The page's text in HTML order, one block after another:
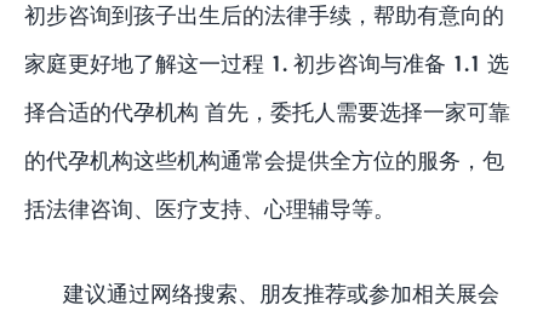
初步咨询到孩子出生后的法律手续，帮助有意向的
家庭更好地了解这一过程 1. 初步咨询与准备 1.1 选
择合适的代孕机构 首先，委托人需要选择一家可靠
的代孕机构这些机构通常会提供全方位的服务，包
括法律咨询、医疗支持、心理辅导等。
建议通过网络搜索、朋友推荐或参加相关展会